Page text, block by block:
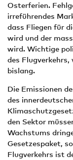
Osterferien.
irreführendes
dass Fliegen für
wird und der
wird. Wichtige
des Flugverkehrs,
bislang.
Die Emissionen
des
den Sektor
Wachstums
Gesetzespaket,
Flugverkehrs ist